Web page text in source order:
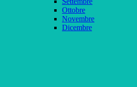
Ottobre
Novembre
Dicembre